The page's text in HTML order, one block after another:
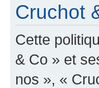
Cruchot
Cette
& Co » et
nos », «